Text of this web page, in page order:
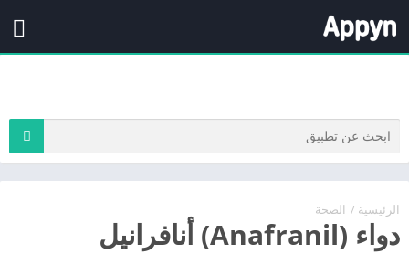
الرئيسية / الصحة
دواء (Anafranil) أنافرانيل